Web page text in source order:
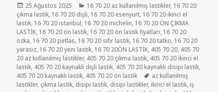
Yayın
tarihi
25 Ağustos 2025 Kategoriler
16 70 20 az kullanılmış lastikler, 16 70 20
çıkma lastik, 16 70 20 dişli, 16 70 20 esenyurt, 16 70 20 ikinci el
lastik, 16 70 20 istanbul, 16 70 20 michelin, 16 70 20 ÖN ÇIKMA
LASTİK, 16 70 20 ön lastik, 16 70 20 ön lastik fiyatları, 16 70 20
özka, 16 70 20 petlas, 16 70 20 sıfır lastik, 16 70 20 tatko, 16 70 20
yarasız, 16 70 20 yeni lastik, 16 70 20ÖN LASTİK, 405 70 20, 405 70
20 az kullanılmış lastikler, 405 70 20 çıkma lastik, 405 70 20 ikinci el
lastik, 405 70 20 kaynakli dişli lastik, 405 70 20 kaynaklı disipi lastik,
405 70 20 kaynaklı lastik, 405 70 20 ön lastik Etiketler
az kullanılmış
lastikler, çıkma lastik, disipi lastik, disipi lastikler, ikinci el lastik, iş